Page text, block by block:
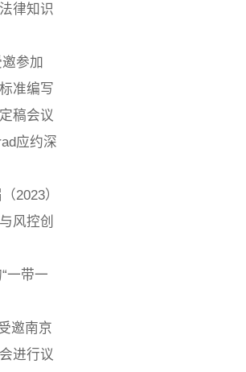
律知识
参加
准编写
稿会议
应约深
2023）
风控创
一带一
邀南京
进行议